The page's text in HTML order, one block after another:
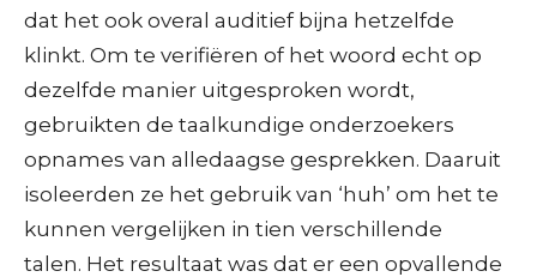
dat het ook overal auditief bijna hetzelfde
klinkt. Om te verifiëren of het woord echt op
dezelfde manier uitgesproken wordt,
gebruikten de taalkundige onderzoekers
opnames van alledaagse gesprekken. Daaruit
isoleerden ze het gebruik van ‘huh’ om het te
kunnen vergelijken in tien verschillende
talen. Het resultaat was dat er een opvallende